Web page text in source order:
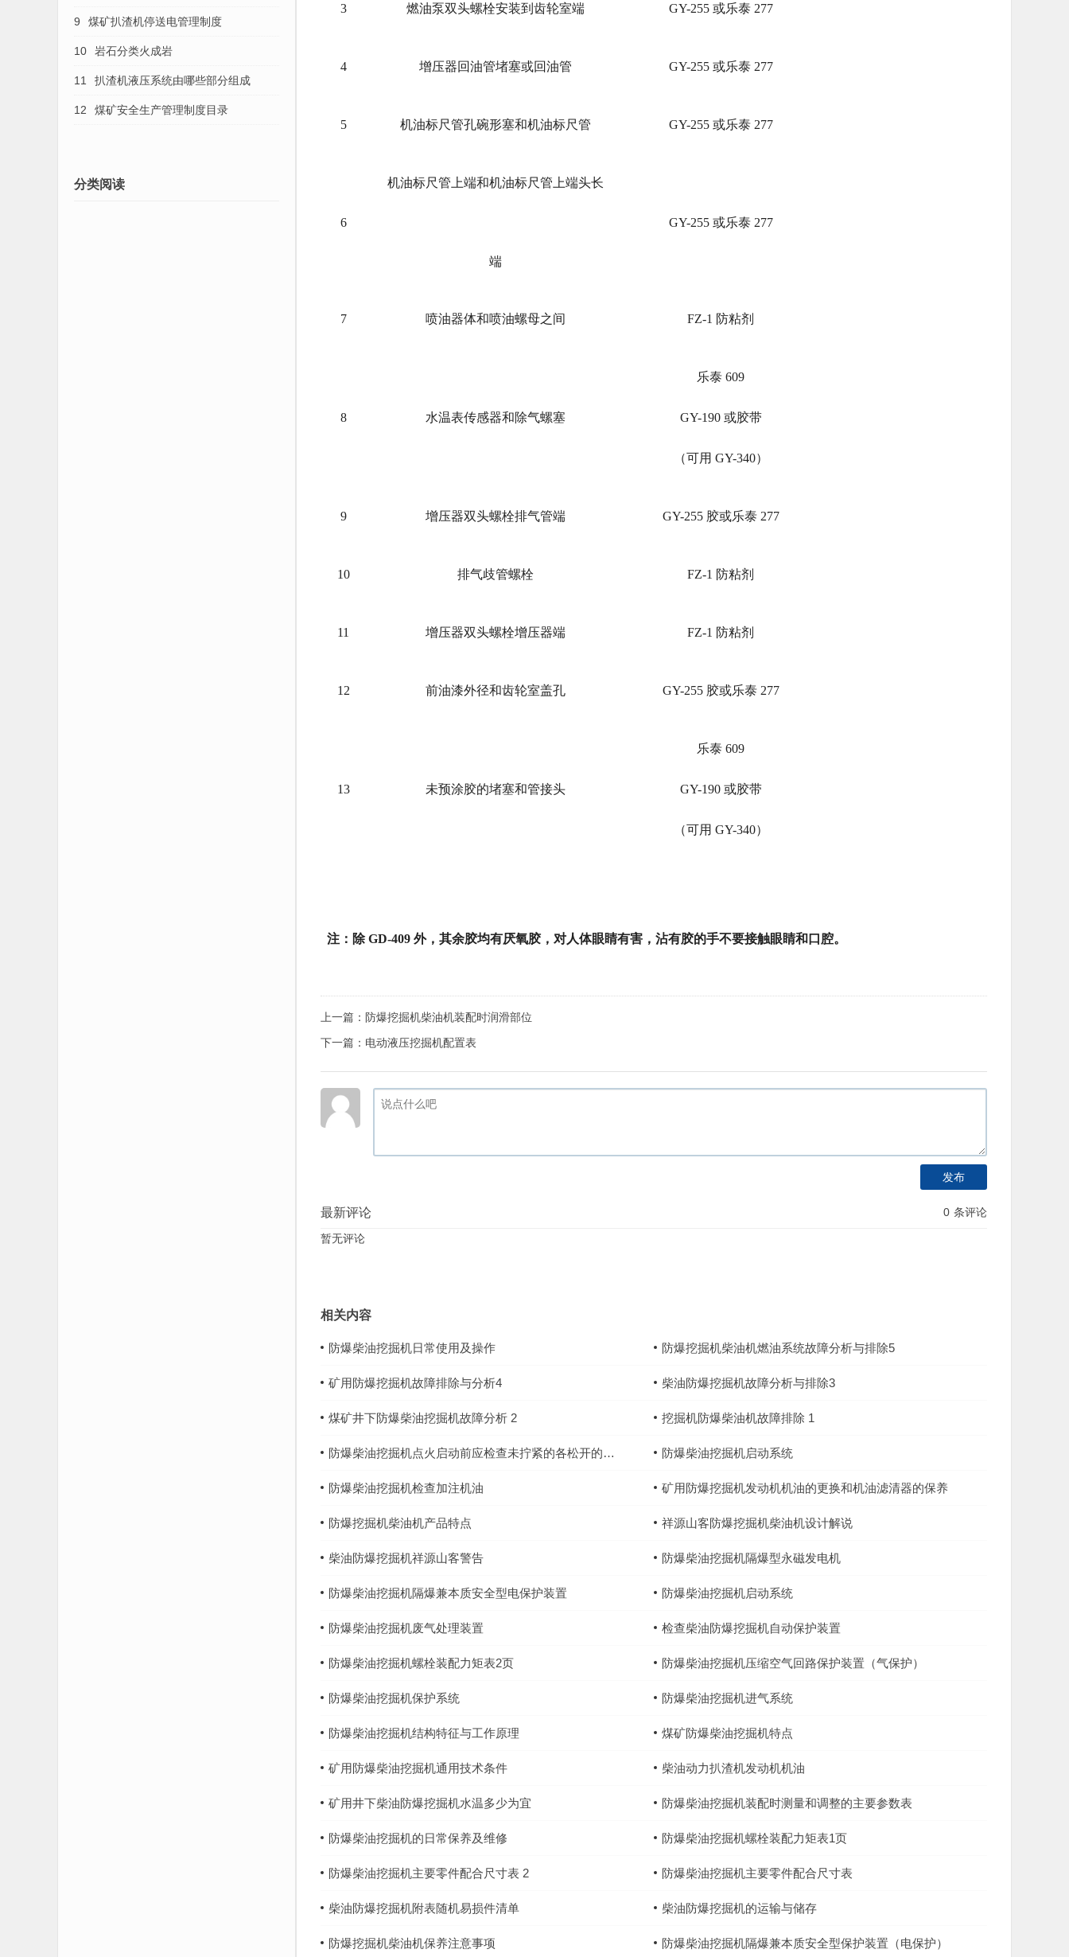
3 燃油泵双头螺栓安装到齿轮室端 GY-255 或乐泰 277
4 增压器回油管堵塞或回油管 GY-255 或乐泰 277
5 机油标尺管孔碗形塞和机油标尺管 GY-255 或乐泰 277
机油标尺管上端和机油标尺管上端头长
6 GY-255 或乐泰 277
端
7 喷油器体和喷油螺母之间 FZ-1 防粘剂
乐泰 609
8 水温表传感器和除气螺塞 GY-190 或胶带
（可用 GY-340）
9 增压器双头螺栓排气管端 GY-255 胶或乐泰 277
10 排气歧管螺栓 FZ-1 防粘剂
11 增压器双头螺栓增压器端 FZ-1 防粘剂
12 前油漆外径和齿轮室盖孔 GY-255 胶或乐泰 277
乐泰 609
13 未预涂胶的堵塞和管接头 GY-190 或胶带
（可用 GY-340）
注：除GD-409 外，其余胶均有厌氧胶，对人体眼睛有害，沾有胶的手不要接触眼睛和口腔。
上一篇： 防爆挖掘机柴油机装配时润滑部位
下一篇： 电动液压挖掘机配置表
发布
0 条评论
最新评论
暂无评论
相关内容
防爆柴油挖掘机日常使用及操作 防爆挖掘机柴油机燃油系统故障分析与排除5
矿用防爆挖掘机故障排除与分析4 柴油防爆挖掘机故障分析与排除3
煤矿井下防爆柴油挖掘机故障分析 2 挖掘机防爆柴油机故障排除 1
防爆柴油挖掘机点火启动前应检查未拧紧的各松开的接头 防爆柴油挖掘机启动系统
防爆柴油挖掘机检查加注机油 矿用防爆挖掘机发动机机油的更换和机油滤清器的保养
防爆挖掘机柴油机产品特点 祥源山客防爆挖掘机柴油机设计解说
柴油防爆挖掘机祥源山客警告 防爆柴油挖掘机隔爆型永磁发电机
防爆柴油挖掘机隔爆兼本质安全型电保护装置 防爆柴油挖掘机启动系统
防爆柴油挖掘机废气处理装置 检查柴油防爆挖掘机自动保护装置
防爆柴油挖掘机螺栓装配力矩表2页 防爆柴油挖掘机压缩空气回路保护装置（气保护）
防爆柴油挖掘机保护系统 防爆柴油挖掘机进气系统
防爆柴油挖掘机结构特征与工作原理 煤矿防爆柴油挖掘机特点
矿用防爆柴油挖掘机通用技术条件 柴油动力扒渣机发动机机油
矿用井下柴油防爆挖掘机水温多少为宜 防爆柴油挖掘机装配时测量和调整的主要参数表
防爆柴油挖掘机的日常保养及维修 防爆柴油挖掘机螺栓装配力矩表1页
防爆柴油挖掘机主要零件配合尺寸表 2 防爆柴油挖掘机主要零件配合尺寸表
柴油防爆挖掘机附表随机易损件清单 柴油防爆挖掘机的运输与储存
防爆挖掘机柴油机保养注意事项 防爆柴油挖掘机隔爆兼本质安全型保护装置（电保护）
9 煤矿扒渣机停送电管理制度
10 岩石分类火成岩
11 扒渣机液压系统由哪些部分组成
12 煤矿安全生产管理制度目录
分类阅读